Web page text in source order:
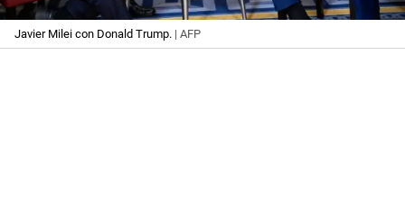
Javier Milei con Donald Trump. | AFP